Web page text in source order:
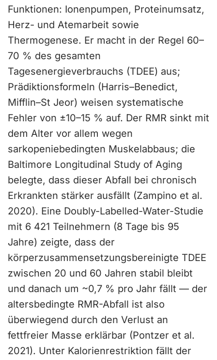
Funktionen: Ionenpumpen, Proteinumsatz,
Herz- und Atemarbeit sowie
Thermogenese. Er macht in der Regel 60–
70 % des gesamten
Tagesenergieverbrauchs (TDEE) aus;
Prädiktionsformeln (Harris–Benedict,
Mifflin–St Jeor) weisen systematische
Fehler von ±10–15 % auf. Der RMR sinkt mit
dem Alter vor allem wegen
sarkopeniebedingten Muskelabbaus; die
Baltimore Longitudinal Study of Aging
belegte, dass dieser Abfall bei chronisch
Erkrankten stärker ausfällt (Zampino et al.
2020). Eine Doubly-Labelled-Water-Studie
mit 6 421 Teilnehmern (8 Tage bis 95
Jahre) zeigte, dass der
körperzusammensetzungsbereinigte TDEE
zwischen 20 und 60 Jahren stabil bleibt
und danach um ~0,7 % pro Jahr fällt — der
altersbedingte RMR-Abfall ist also
überwiegend durch den Verlust an
fettfreier Masse erklärbar (Pontzer et al.
2021). Unter Kalorienrestriktion fällt der